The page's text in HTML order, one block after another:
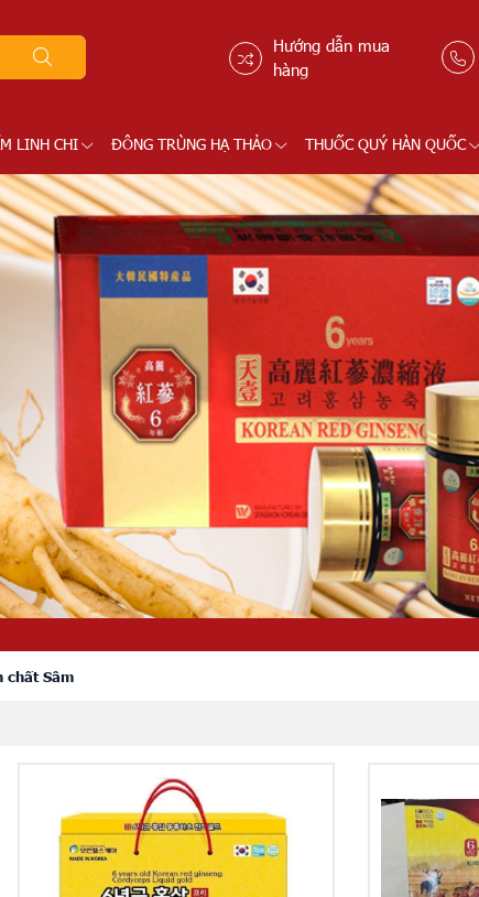
Hướng dẫn mua
hàng
LINH CHI ĐÔNG TRÙNG HẠ THẢO THUỐC QUÝ HÀN QUỐC
chất Sâm